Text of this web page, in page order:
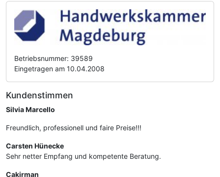
Betriebsnummer: 39589
Eingetragen am 10.04.2008
Kundenstimmen
Silvia Marcello
Freundlich, professionell und faire Preise!!!
Carsten Hünecke
Sehr netter Empfang und kompetente Beratung.
Cakirman